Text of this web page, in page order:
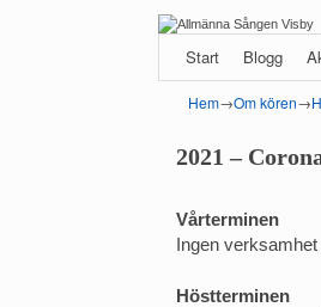
Start Blogg
Hem→Om kören→
2021 –
Vårterminen
Ingen
Höstterminen